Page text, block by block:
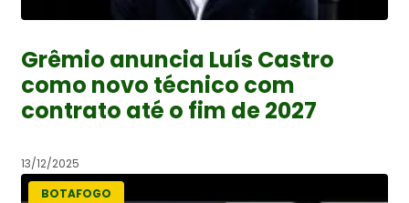
Grêmio anuncia Luís Castro
como novo técnico com
contrato até o fim de 2027
13/12/2025
BOTAFOGO